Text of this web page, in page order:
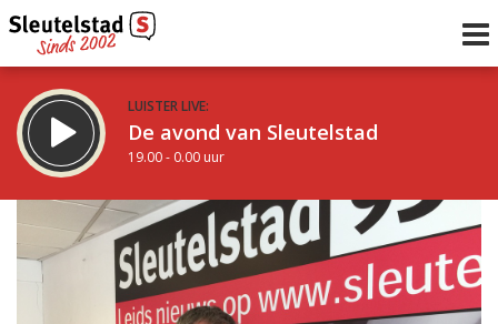
LUISTER LIVE:
De avond van Sleutelstad
19.00 - 0.00 uur
STRAKS:
De nacht van Sleutelstad
0.00 - 6.00 uur
Vorig uur
uur 1 van 0 Volgend uur